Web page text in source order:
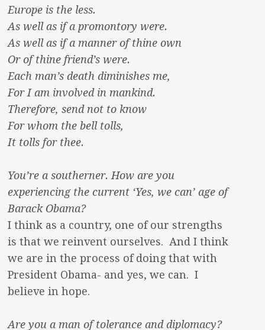
Europe is the less.
As well as if a promontory were.
As well as if a manner of thine own
Or of thine friend’s were.
Each man’s death diminishes me,
For I am involved in mankind.
Therefore, send not to know
For whom the bell tolls,
It tolls for thee.
You’re a southerner. How are you
experiencing the current ‘Yes, we can’ age of
Barack Obama?
I think as a country, one of our strengths
is that we reinvent ourselves. And I think
we are in the process of doing that with
President Obama- and yes, we can. I
believe in hope.
Are you a man of tolerance and diplomacy?